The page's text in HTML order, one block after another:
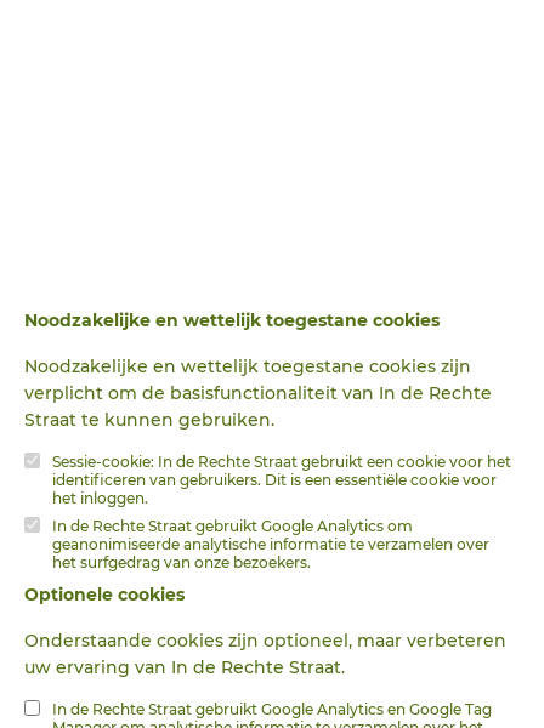
Noodzakelijke en wettelijk toegestane cookies
Noodzakelijke en wettelijk toegestane cookies zijn
verplicht om de basisfunctionaliteit van In de Rechte
Straat te kunnen gebruiken.
Sessie-cookie: In de Rechte Straat gebruikt een cookie voor het
identificeren van gebruikers. Dit is een essentiële cookie voor
het inloggen.
In de Rechte Straat gebruikt Google Analytics om
geanonimiseerde analytische informatie te verzamelen over
het surfgedrag van onze bezoekers.
Optionele cookies
Onderstaande cookies zijn optioneel, maar verbeteren
uw ervaring van In de Rechte Straat.
In de Rechte Straat gebruikt Google Analytics en Google Tag
WISSEN
stichting die evangeliseert onder rooms-katholieke
verscheen in het voorjaar van 1958. Aanvankelijk was het
blad bedoeld als een contactorgaan voor tot het
protestantisme overgegane rooms- katholieken. De
stichting In de Rechte Straat werd pas in 1960 opgericht.
Tegenwoordig lijkt het blad primair een informatieve
functie te hebben. De eerste jaren van haar verschijnen
was In de Rechte Straat een maandblad, momenteel
verschijnt het vier keer per jaar.
Wat is opgenomen in Digibron?
De jaargangen 1958 t/m 1997 en 1999 t/m 2018 zijn
opgenomen in Digibron. Van jaargang 1 (1958) ontbreekt
het eerste nummer.